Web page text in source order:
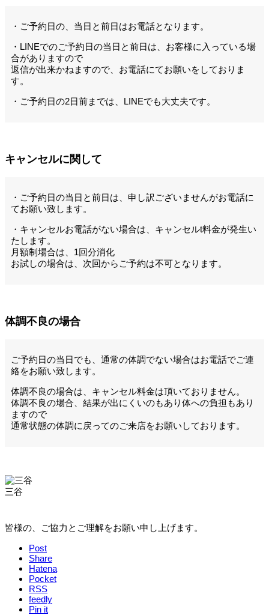
・ご予約日の、当日と前日はお電話となります。
・LINEでのご予約日の当日と前日は、お客様に入っている場
合がありますので
返信が出来かねますので、お電話にてお願いをしておりま
す。
・ご予約日の2日前までは、LINEでも大丈夫です。
キャンセルに関して
・ご予約日の当日と前日は、申し訳ございませんがお電話に
てお願い致します。
・キャンセルお電話がない場合は、キャンセルt料金が発生い
たします。
月額制場合は、1回分消化
お試しの場合は、次回からご予約は不可となります。
体調不良の場合
ご予約日の当日でも、通常の体調でない場合はお電話でご連
絡をお願い致します。
体調不良の場合は、キャンセル料金は頂いておりません。
体調不良の場合、結果が出にくいのもあり体への負担もあり
ますので
通常状態の体調に戻ってのご来店をお願いしております。
三谷
皆様の、ご協力とご理解をお願い申し上げます。
Post
Share
Hatena
Pocket
RSS
feedly
Pin it